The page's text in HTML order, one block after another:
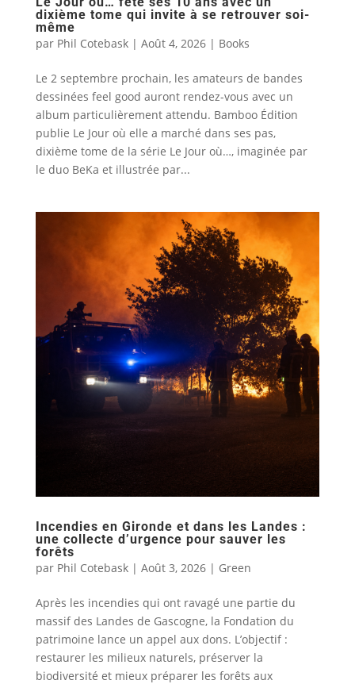
dixième tome qui invite à se retrouver soi-
même
par Phil Cotebask| Août 4, 2026| Books
Le 2 septembre prochain, les amateurs de bandes
dessinées feel good auront rendez-vous avec un
album particulièrement attendu. Bamboo Édition
publie Le Jour où elle a marché dans ses pas,
dixième tome de la série Le Jour où…, imaginée par
le duo BeKa et illustrée par...
Incendies en Gironde et dans les Landes :
une collecte d’urgence pour sauver les
forêts
par Phil Cotebask| Août 3, 2026| Green
Après les incendies qui ont ravagé une partie du
massif des Landes de Gascogne, la Fondation du
patrimoine lance un appel aux dons. L’objectif :
restaurer les milieux naturels, préserver la
biodiversité et mieux préparer les forêts aux